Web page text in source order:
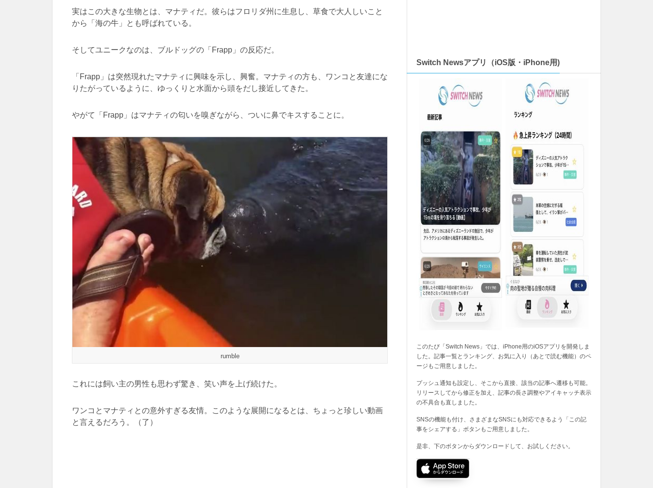
実はこの大きな生物とは、マナティだ。彼らはフロリダ州に生息し、草食で大人しいこと
から「海の牛」とも呼ばれている。
そしてユニークなのは、ブルドッグの「Frapp」の反応だ。
「Frapp」は突然現れたマナティに興味を示し、興奮。マナティの方も、ワンコと友達にな
りたがっているように、ゆっくりと水面から頭をだし接近してきた。
やがて「Frapp」はマナティの匂いを嗅ぎながら、ついに鼻でキスすることに。
rumble
これには飼い主の男性も思わず驚き、笑い声を上げ続けた。
ワンコとマナティとの意外すぎる友情。このような展開になるとは、ちょっと珍しい動画
と言えるだろう。（了）
Switch Newsアプリ（iOS版・iPhone用)
このたび「Switch News」では、iPhone用のiOSアプリを開発しま
した。記事一覧とランキング、お気に入り（あとで読む機能）のペ
ージもご用意しました。
プッシュ通知も設定し、そこから直接、該当の記事へ遷移も可能。
リリースしてから修正を加え、記事の長さ調整やアイキャッチ表示
の不具合も直しました。
SNSの機能も付け、さまざまなSNSにも対応できるよう「この記
事をシェアする」ボタンもご用意しました。
是非、下のボタンからダウンロードして、お試しください。